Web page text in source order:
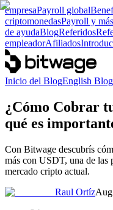
empresaPayroll global
criptomonedasPayroll y
de ayudaBlogReferidos
empleadorAfiliados
Inicio del BlogEnglish Blog
¿Cómo Cobrar
qué es
Con Bitwage descubrís
más con USDT, una de las
mercado cripto actual.
Raul Ortíz